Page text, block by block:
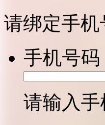
请绑定手
手机号码
请输入